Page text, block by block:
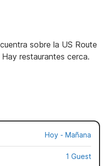
sobre la US Route
restaurantes cerca.
Hoy - Mañana
1 Guest